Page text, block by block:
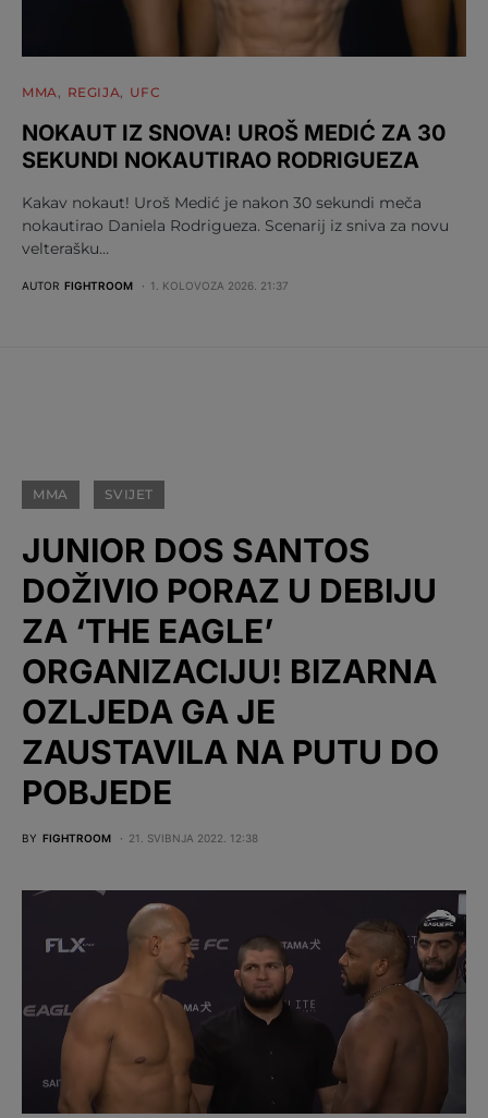
MMA REGIJA UFC
NOKAUT IZ SNOVA! UROŠ MEDIĆ ZA 30
SEKUNDI NOKAUTIRAO RODRIGUEZA
Kakav nokaut! Uroš Medić je nakon 30 sekundi meča
nokautirao Daniela Rodrigueza. Scenarij iz sniva za novu
velterašku…
AUTOR FIGHTROOM 1. KOLOVOZA 2026. 21:37
MMA SVIJET
JUNIOR DOS SANTOS
DOŽIVIO PORAZ U DEBIJU
ZA ‘THE EAGLE’
ORGANIZACIJU! BIZARNA
OZLJEDA GA JE
ZAUSTAVILA NA PUTU DO
POBJEDE
BY FIGHTROOM 21. SVIBNJA 2022. 12:38